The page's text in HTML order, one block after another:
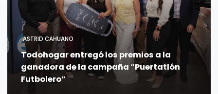
ASTRID CAHUANO
Todohogar entregó los premios a la
ganadora de la campaña “Puertatlón
Futbolero”